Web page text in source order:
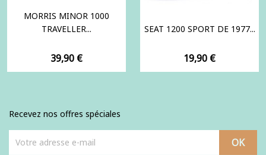
MORRIS MINOR 1000
TRAVELLER...
Prix
39,90 €
SEAT 1200 SPORT DE 1977...
Prix
19,90 €
Recevez nos offres spéciales